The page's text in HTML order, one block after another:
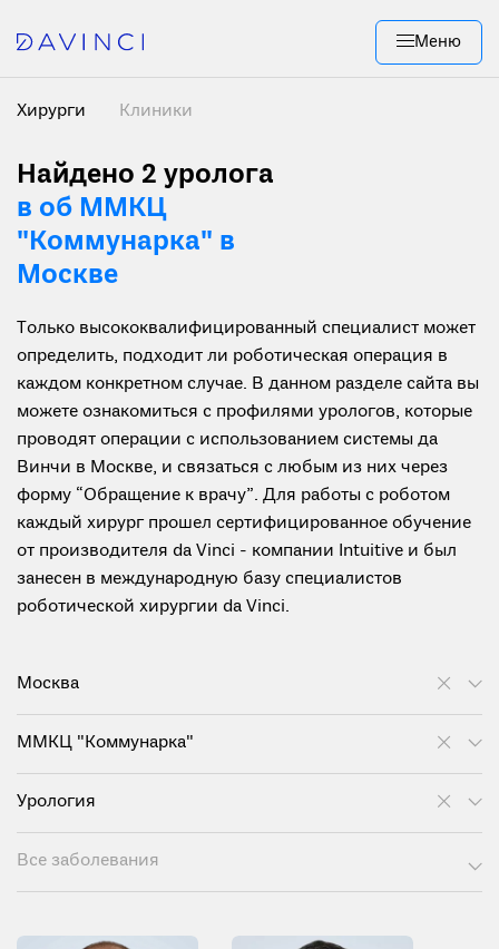
Меню
Хирурги Клиники
Найдено 2 уролога
в oб ММКЦ
"Коммунарка" в
Москве
Только высококвалифицированный специалист может
определить, подходит ли роботическая операция в
каждом конкретном случае. В данном разделе сайта вы
можете ознакомиться с профилями урологов, которые
проводят операции с использованием системы да
Винчи в Москве, и связаться с любым из них через
форму “Обращение к врачу”. Для работы с роботом
каждый хирург прошел сертифицированное обучение
от производителя da Vinci - компании Intuitive и был
занесен в международную базу специалистов
роботической хирургии da Vinci.
Москва
ММКЦ "Коммунарка"
Урология
Все заболевания